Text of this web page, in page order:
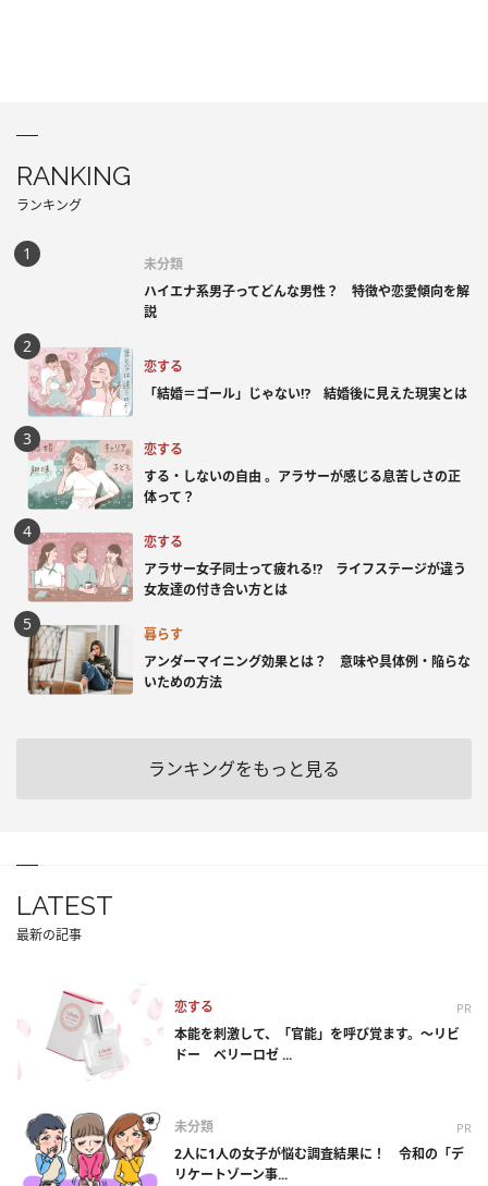
RANKING
ランキング
未分類
ハイエナ系男子ってどんな男性？ 特徴や恋愛傾向を解
説
恋する
「結婚＝ゴール」じゃない⁉ 結婚後に見えた現実とは
恋する
する・しないの自由 。アラサーが感じる息苦しさの正
体って？
恋する
アラサー女子同士って疲れる⁉ ライフステージが違う
女友達の付き合い方とは
暮らす
アンダーマイニング効果とは？ 意味や具体例・陥らな
いための方法
ランキングをもっと見る
LATEST
最新の記事
恋する PR
本能を刺激して、「官能」を呼び覚ます。～リビ
ドー ベリーロゼ ...
未分類 PR
2人に1人の女子が悩む調査結果に！ 令和の「デ
リケートゾーン事...